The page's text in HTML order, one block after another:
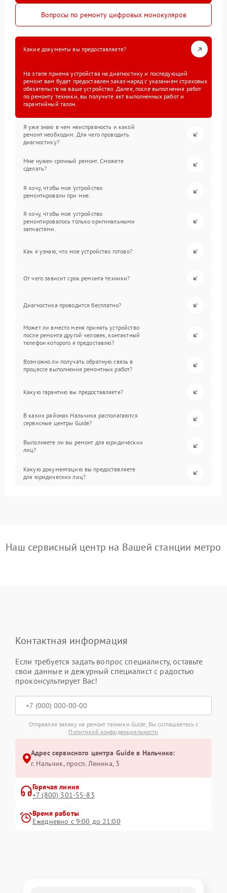
Вопросы по ремонту цифровых монокуляров
Какие документы вы предоставляете?
На этапе приема устройства на диагностику и последующий
ремонт вам будет предоставлен заказ-наряд с указанием страховых
обязательств на ваше устройство. Далее, после выполнения работ
по ремонту техники, вы получите акт выполненных работ и
гарантийный талон.
Я уже знаю в чем неисправность и какой
ремонт необходим. Для чего проводить
диагностику?
Мне нужен срочный ремонт. Сможете
сделать?
Я хочу, чтобы мое устройство
ремонтировали при мне.
Я хочу, чтобы мое устройство
ремонтировалось только оригинальными
запчастями.
Как я узнаю, что мое устройство готово?
От чего зависит срок ремонта техники?
Диагностика проводится бесплатно?
Может ли вместо меня принять устройство
после ремонта другой человек, контактный
телефон которого я предоставлю?
Возможно ли получать обратную связь в
процессе выполнения ремонтных работ?
Какую гарантию вы предоставляете?
В каких районах Нальчика располагаются
сервисные центры Guide?
Выполняете ли вы ремонт для юридических
лиц?
Какую документацию вы предоставляете
для юридических лиц?
Наш сервисный центр на Вашей станции метро
Контактная информация
Если требуется задать вопрос специалисту, оставьте
свои данные и дежурный специалист с радостью
проконсультирует Вас!
Отправляя заявку на ремонт техники Guide, Вы соглашаетесь с
Политикой конфиденциальности
Адрес сервисного центра Guide в Нальчике:
г. Нальчик, просп. Ленина, 3
Горячая линия
+7 (800) 301-55-83
Время работы
Ежедневно с 9:00 до 21:00